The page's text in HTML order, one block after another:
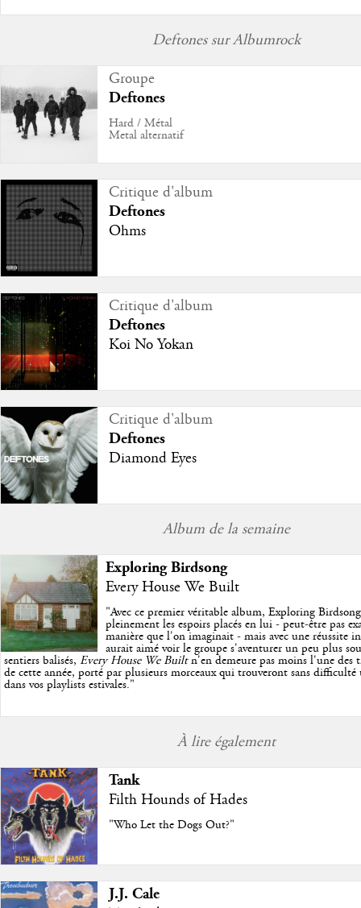
Deftones sur Albumrock
Groupe
Deftones
Hard / Métal
Metal alternatif
Critique d'album
Deftones
Ohms
Critique d'album
Deftones
Koi No Yokan
Critique d'album
Deftones
Diamond Eyes
Album de la semaine
Exploring Birdsong
Every House We Built
"Avec ce premier véritable album, Exploring
pleinement les espoirs placés en lui - peut-être pas
manière que l'on imaginait - mais avec une réussite
aurait aimé voir le groupe s'aventurer un peu plus
sentiers balisés, Every House We Builtn'en demeure pas moins l'une des
de cette année, porté par plusieurs morceaux qui trouveront sans difficulté
dans vos playlists estivales."
À lire également
Tank
Filth Hounds of Hades
"Who Let the Dogs Out?"
J.J. Cale